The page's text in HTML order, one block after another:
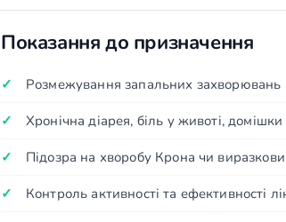
Показання до призначення
Розмежування запальних
Хронічна діарея, біль у животі, домішки
Підозра на хворобу Крона чи
Контроль активності та ефективності